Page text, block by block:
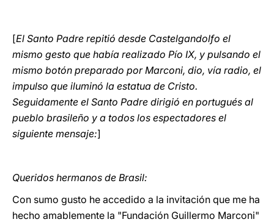
[El Santo Padre repitió desde Castelgandolfo el
mismo gesto que había realizado Pío IX, y pulsando el
mismo botón preparado por Marconi, dio, vía radio, el
impulso que iluminó la estatua de Cristo.
Seguidamente el Santo Padre dirigió en portugués al
pueblo brasileño y a todos los espectadores el
siguiente mensaje:]
Queridos hermanos de Brasil:
Con sumo gusto he accedido a la invitación que me ha
hecho amablemente la "Fundación Guillermo Marconi"